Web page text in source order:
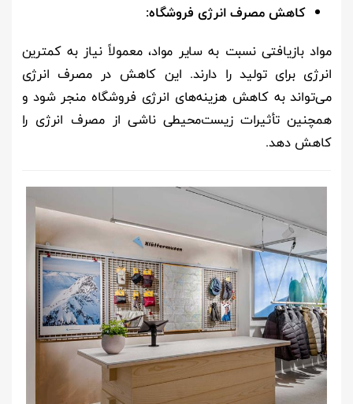
کاهش مصرف انرژی فروشگاه:
مواد بازیافتی نسبت به سایر مواد، معمولاً نیاز به کمترین
انرژی برای تولید را دارند. این کاهش در مصرف انرژی
می‌تواند به کاهش هزینه‌های انرژی فروشگاه منجر شود و
همچنین تأثیرات زیست‌محیطی ناشی از مصرف انرژی را
کاهش دهد.